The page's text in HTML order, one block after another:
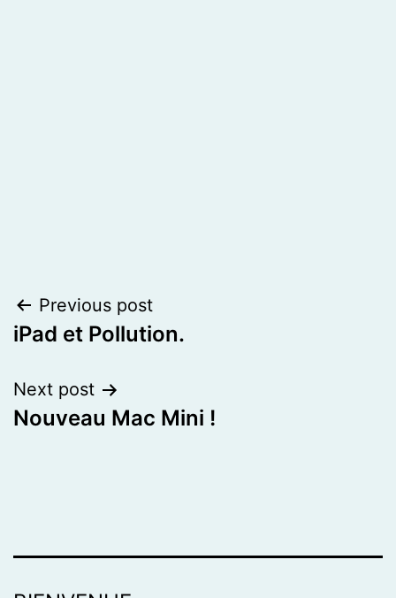
Post
navigation
Previous post
iPad et Pollution.
Next post
Nouveau Mac Mini !